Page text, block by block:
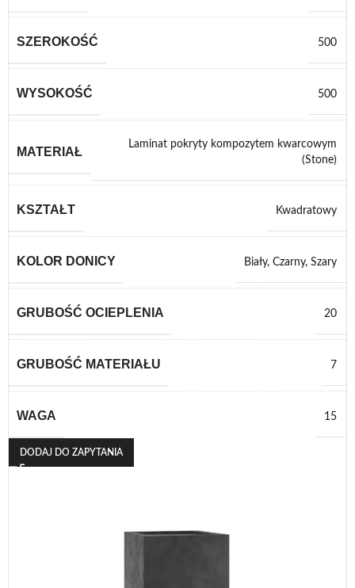
SZEROKOŚĆ 500
WYSOKOŚĆ 500
MATERIAŁ
Laminat pokryty kompozytem kwarcowym
(Stone)
KSZTAŁT Kwadratowy
KOLOR DONICY Biały, Czarny, Szary
GRUBOŚĆ OCIEPLENIA 20
GRUBOŚĆ MATERIAŁU 7
WAGA 15
DODAJ DO ZAPYTANIA